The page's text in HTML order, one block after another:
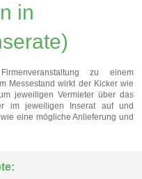
in
zu einem
Messestand wirkt der Kicker wie
jeweiligen Vermieter über das
im jeweiligen Inserat auf und
eine mögliche Anlieferung und